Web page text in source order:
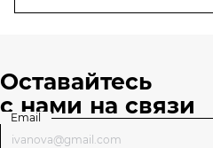
Оставайтесь
с нами на связи
Email